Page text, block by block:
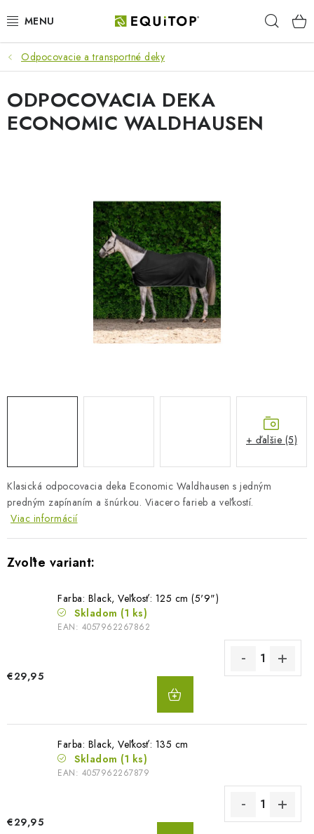
na
JAZDEC
KÔŇ
PONY
DARČEKOVÉ POUKAZY
Obchodné podmienky
Dodacie podmienky
Podmienky ochrany osobných údajov
Napíšte nám
Odpocovacie a transportné deky
Klasická odpocovacia deka Economic Waldhausen s jedným
predným zapínaním a šnúrkou. Viacero farieb a veľkostí.
Viac informácií
Farba: Black, Veľkosť: 125 cm (5'9")
Skladom (1 ks)
EAN: 4057962267862
€29,95
Farba: Black, Veľkosť: 135 cm
Skladom (1 ks)
EAN: 4057962267879
€29,95
ODPOCOVACIA DEKA
ECONOMIC WALDHAUSEN
+ ďalšie (5)